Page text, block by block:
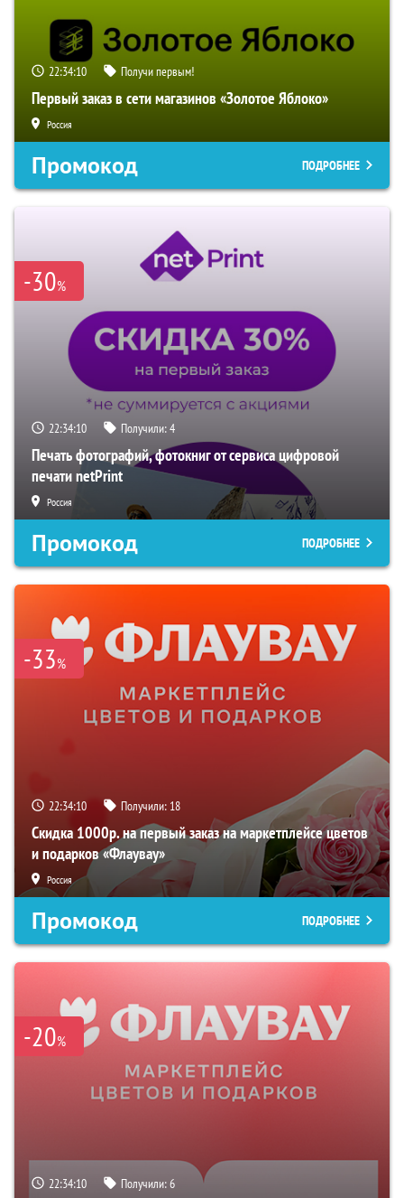
22:34:09 Получи первым!
Первый заказ в сети магазинов «Золотое Яблоко»
Россия
Промокод ПОДРОБНЕЕ
-30%
22:34:09 Получили:4
Печать фотографий, фотокниг от сервиса цифровой
печати netPrint
Россия
Промокод ПОДРОБНЕЕ
-33%
22:34:09 Получили: 18
Скидка 1000р. на первый заказ на маркетплейсе цветов
и подарков «Флаувау»
Россия
Промокод ПОДРОБНЕЕ
-20%
22:34:09 Получили:6